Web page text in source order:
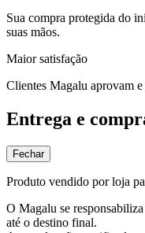
Sua compra protegida do
suas mãos.
Maior satisfação
Clientes Magalu aprovam
Entrega e
Fechar
Produto vendido por loja
O Magalu se
até o destino final.